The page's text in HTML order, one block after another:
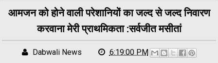
आमजन को होने वाली परेशानियों का जल्द से जल्द निवारण
करवाना मेरी प्राथमिकता :सर्वजीत मसीतां
Dabwali News 6:19:00 PM